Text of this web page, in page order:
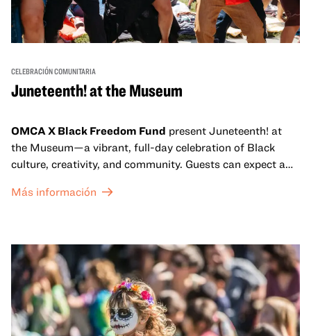
CELEBRACIÓN COMUNITARIA
Juneteenth! at the Museum
OMCA X Black Freedom Fund present Juneteenth! at
the Museum—a vibrant, full-day celebration of Black
culture, creativity, and community. Guests can expect a
sets from boundary-pushing artists, delicious offerings
move, make, and connect in celebration of Black culture.
Más información